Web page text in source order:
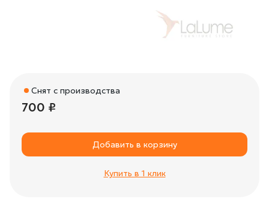
Снят с производства
700 ₽
Добавить в корзину
Купить в 1 клик